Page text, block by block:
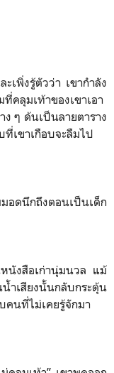
เพิ่งรู้ตัวว่า เขากำลัง
คลุมเท้าของเขาเอา
ๆ ด้นเป็นลายตาราง
เขาเกือบจะลืมไป
อดนึกถึงตอนเป็นเด็ก
หนังสือเก่านุ่มนวล แม้
น้ำเสียงนั้นกลับกระตุ้น
คนที่ไม่เคยรู้จักมา